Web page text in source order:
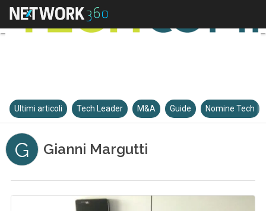
Ultimi articoli Tech Leader M&A Guide Nomine Tech
G Gianni Margutti